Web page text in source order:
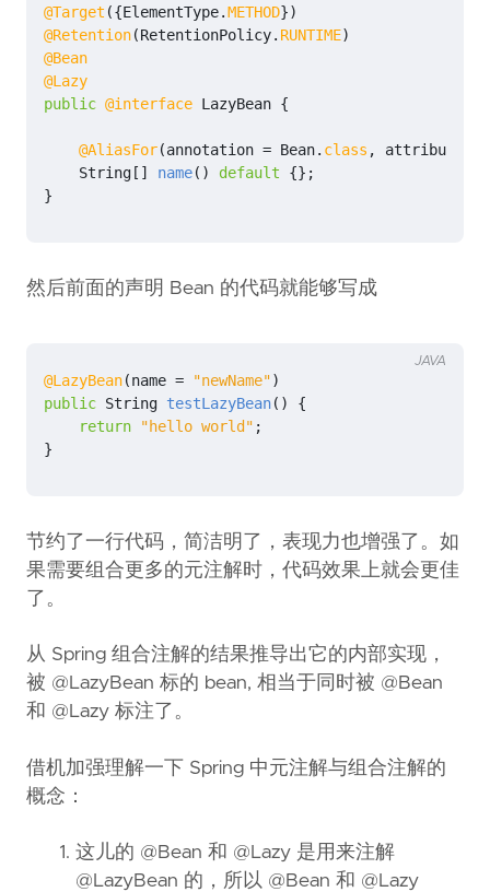
@Target ({ElementType.METHOD})
@Retention(RetentionPolicy. RUNTIME)
@Bean
@Lazy
public @interface LazyBean {
@AliasFor(annotation = Bean. class , attribute
String [] name() default
{};
}
然后前面的声明 Bean 的代码就能够写成
@LazyBean(name = "newName")
public String testLazyBean()
{
return
"hello world" ;
}
JAVA
节约了一行代码，简洁明了，表现力也增强了。如
果需要组合更多的元注解时，代码效果上就会更佳
了。
从 Spring 组合注解的结果推导出它的内部实现，
被 @LazyBean 标的 bean, 相当于同时被 @Bean
和 @Lazy 标注了。
借机加强理解一下 Spring 中元注解与组合注解的
概念：
这儿的 @Bean 和 @Lazy 是用来注解
@LazyBean 的，所以 @Bean 和 @Lazy